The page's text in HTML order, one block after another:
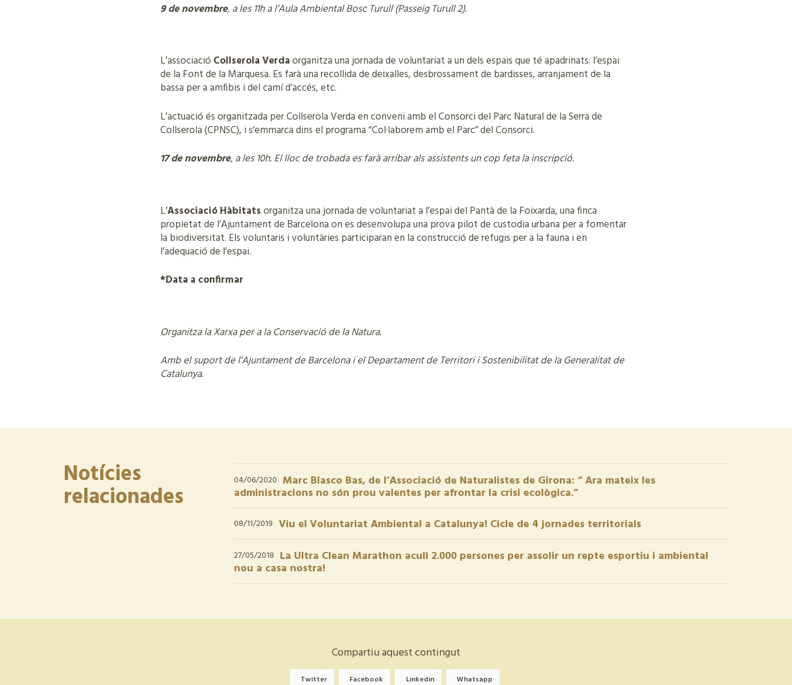
9 de novembre, a les 11h a l’Aula Ambiental Bosc Turull (Passeig Turull 2).
L’associació Collserola Verdaorganitza una jornada de voluntariat a un dels espais que té apadrinats: l’espai
de la Font de la Marquesa. Es farà una recollida de deixalles, desbrossament de bardisses, arranjament de la
bassa per a amfibis i del camí d’accés, etc.
L’actuació és organitzada per Collserola Verda en conveni amb el Consorci del Parc Natural de la Serra de
Collserola (CPNSC), i s’emmarca dins el programa “Col·laborem amb el Parc” del Consorci.
17 de novembre, a les 10h. El lloc de trobada es farà arribar als assistents un cop feta la inscripció.
L’Associació Hàbitatsorganitza una jornada de voluntariat a l’espai del Pantà de la Foixarda, una finca
propietat de l’Ajuntament de Barcelona on es desenvolupa una prova pilot de custodia urbana per a fomentar
la biodiversitat. Els voluntaris i voluntàries participaran en la construcció de refugis per a la fauna i en
l’adequació de l’espai.
*Data a confirmar
Organitza la Xarxa per a la Conservació de la Natura.
Amb el suport de l’Ajuntament de Barcelona i el Departament de Territori i Sostenibilitat de la Generalitat de
Catalunya.
Notícies
relacionades
04/06/2020 Marc Blasco Bas, de l’Associació de Naturalistes de Girona: “ Ara mateix les
administracions no són prou valentes per afrontar la crisi ecològica.”
08/11/2019 Viu el Voluntariat Ambiental a Catalunya! Cicle de 4 jornades territorials
27/05/2018 La Ultra Clean Marathon acull 2.000 persones per assolir un repte esportiu i ambiental
nou a casa nostra!
Compartiu aquest contingut
Twitter Facebook Linkedin Whatsapp